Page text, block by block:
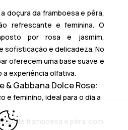
doçura da framboesa e pêra,
refrescante e feminina. O
por rosa e jasmim,
sofisticação e delicadeza. No
oferecem uma base suave e
experiência olfativa.
& Gabbana Dolce Rose:
e feminino, ideal para o dia a
de framboesa e pêra, com